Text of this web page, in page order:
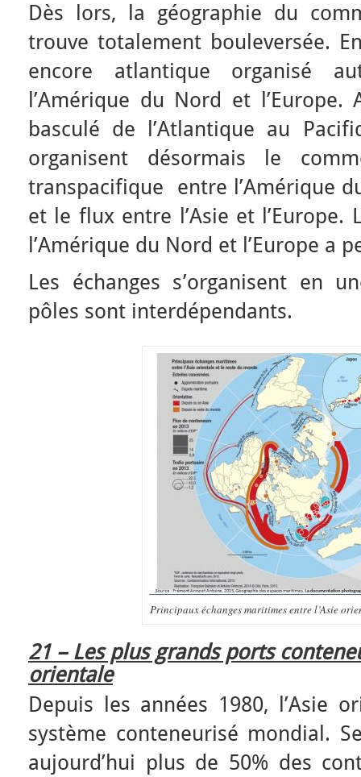
Dès lors, la géographie du
trouve totalement bouleversée.
encore atlantique organisé
l’Amérique du Nord et l’Europe.
basculé de l’Atlantique au
organisent désormais le
transpacifique entre l’Amérique
et le flux entre l’Asie et
l’Amérique du Nord et l’Europe a
Les échanges s’organisent en
pôles sont interdépendants.
Principaux échanges maritimes entre l’Asie
21 – Les plus grands ports
orientale
Depuis les années 1980, l’Asie
système conteneurisé mondial.
aujourd’hui plus de 50% des